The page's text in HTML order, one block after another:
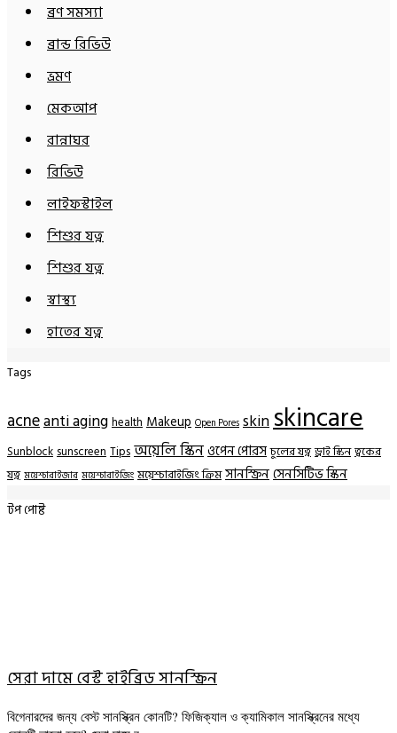
ব্রণ সমস্যা
ব্রান্ড রিভিউ
ভ্রমণ
মেকআপ
রান্নাঘর
রিভিউ
লাইফস্টাইল
শিশুর যত্ন
শিশুর যত্ন
স্বাস্থ্য
হাতের যত্ন
Tags
acneanti aging health Makeup Open Pores skinskincare
Sunblock sunscreen Tips অয়েলি স্কিনওপেন পোরস চুলের যত্ন ড্রাই স্কিন ত্বকের
যত্ন ময়েশ্চারাইজার ময়েশ্চারাইজিং ময়েশ্চারাইজিং ক্রিম সানস্ক্রিনসেনসিটিভ স্কিন
টপ পোষ্ট
সেরা দামে বেস্ট হাইব্রিড সানস্ক্রিন
বিগেনারদের জন্য বেস্ট সানস্ক্রিন কোনটি? ফিজিক্যাল ও ক্যামিকাল সানস্ক্রিনের মধ্যে